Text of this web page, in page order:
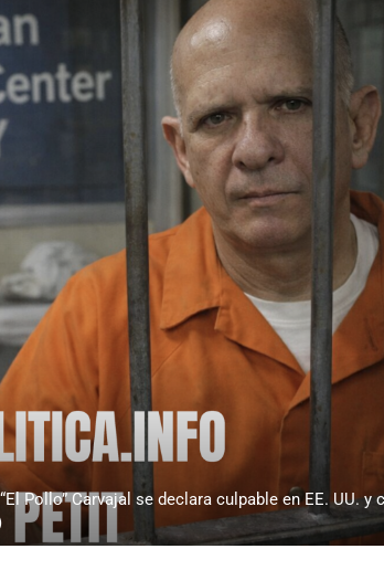
Pollo” Carvajal se declara culpable en EE. UU.